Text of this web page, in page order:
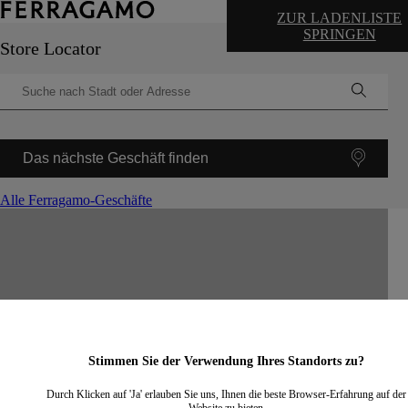
Store Locator
Das nächste Geschäft finden
Alle Ferragamo-Geschäfte
ZUR LADENLISTE
SPRINGEN
Stimmen Sie der Verwendung Ihres Standorts zu?
Durch Klicken auf 'Ja' erlauben Sie uns, Ihnen die beste Browser-Erfahrung auf der